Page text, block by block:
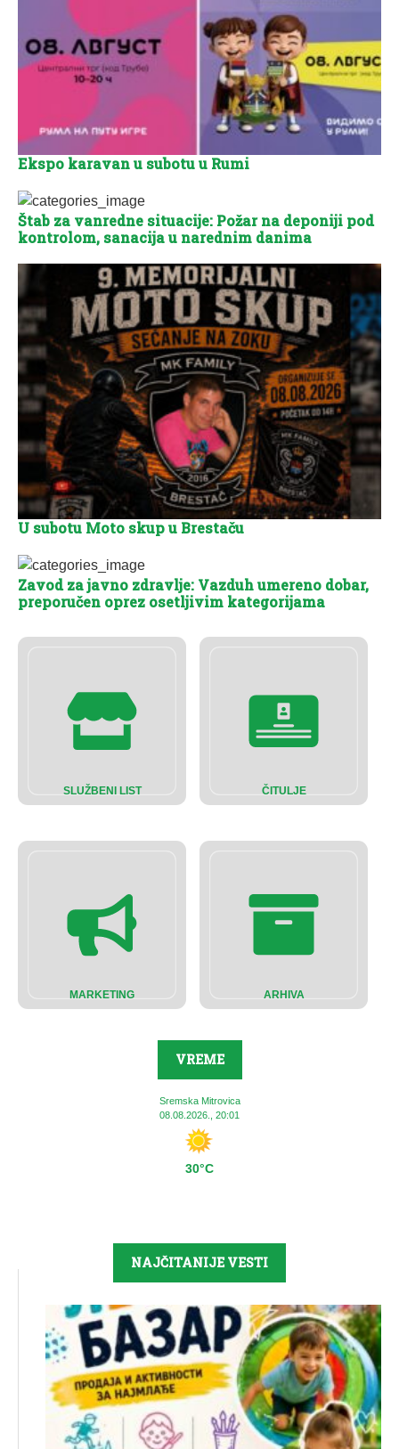
SLUŽBENI LIST ČITULJE
MARKETING ARHIVA
VREME
Sremska Mitrovica
08.08.2026., 20:01
30°C
Ekspo karavan u subotu u Rumi
Štab za vanredne situacije: Požar na deponiji pod
kontrolom, sanacija u narednim danima
U subotu Moto skup u Brestaču
Zavod za javno zdravlje: Vazduh umereno dobar,
preporučen oprez osetljivim kategorijama
NAJČITANIJE VESTI